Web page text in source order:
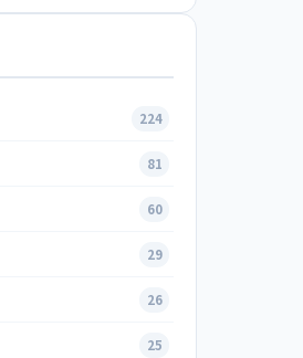
224
81
60
29
26
25